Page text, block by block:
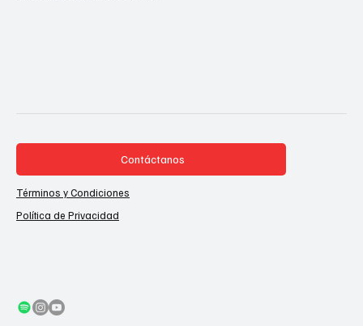
Contáctanos
Términos y Condiciones
Política de Privacidad